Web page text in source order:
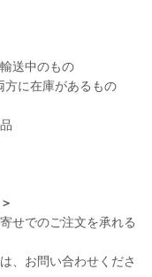
送中のもの
方に在庫があるもの
せでのご注文を承れる
、お問い合わせくださ